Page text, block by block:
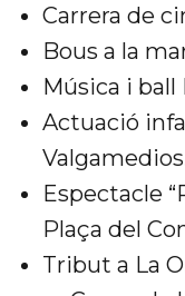
Carrera de
Bous a la
Música i ball
Actuació
Espectacle
Plaça del
Tribut a La